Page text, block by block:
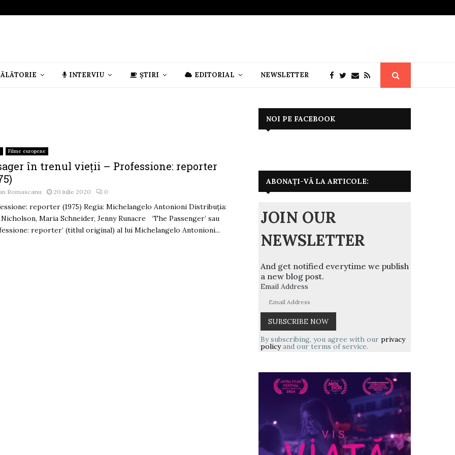
INTERVIU ȘTIRI EDITORIAL NEWSLETTER
Filme europene
în trenul vieții – Professione: reporter
Romascanu 20 iulie 2020 0
reporter (1975) Regia: Michelangelo Antonioni Distribuția:
Nicholson, Maria Schneider, Jenny Runacre ‘The Passenger’ sau
reporter’ (titlul original) al lui Michelangelo Antonioni...
NOI PE FACEBOOK
ABONAȚI-VĂ LA ARTICOLE:
JOIN OUR
NEWSLETTER
And get notified everytime we publish
a new blog post.
Email Address
By subscribing, you agree with our privacy
policyand our terms of service.